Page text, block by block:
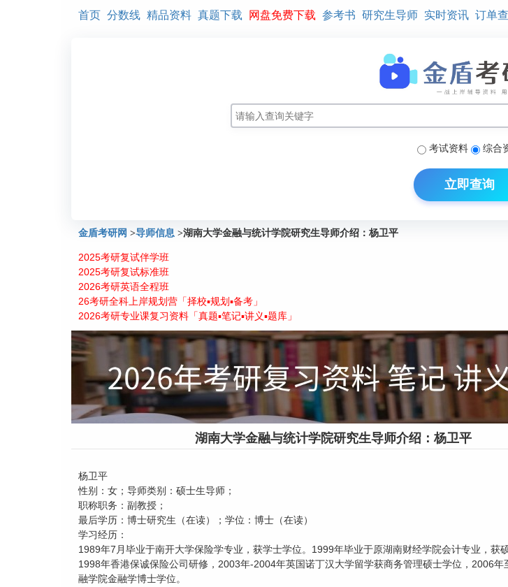
首页 分数线 精品资料 真题下载 网盘免费下载 参考书 研究生导师 实时资讯 订单
考试资料 综合
立即查询
金盾考研网 >导师信息 >湖南大学金融与统计学院研究生导师介绍：杨卫平
2025考研复试伴学班
2025考研复试标准班
2026考研英语全程班
26考研全科上岸规划营「择校▪规划▪备考」
2026考研专业课复习资料「真题▪笔记▪讲义▪题库」
湖南大学金融与统计学院研究生导师介绍：杨卫平
杨卫平
性别：女；导师类别：硕士生导师；
职称职务：副教授；
最后学历：博士研究生（在读）；学位：博士（在读）
学习经历：
1989年7月毕业于南开大学保险学专业，获学士学位。1999年毕业于原湖南财经学院会计专业，获
1998年香港保诚保险公司研修，2003年-2004年英国诺丁汉大学留学获商务管理硕士学位，2006年
融学院金融学博士学位。